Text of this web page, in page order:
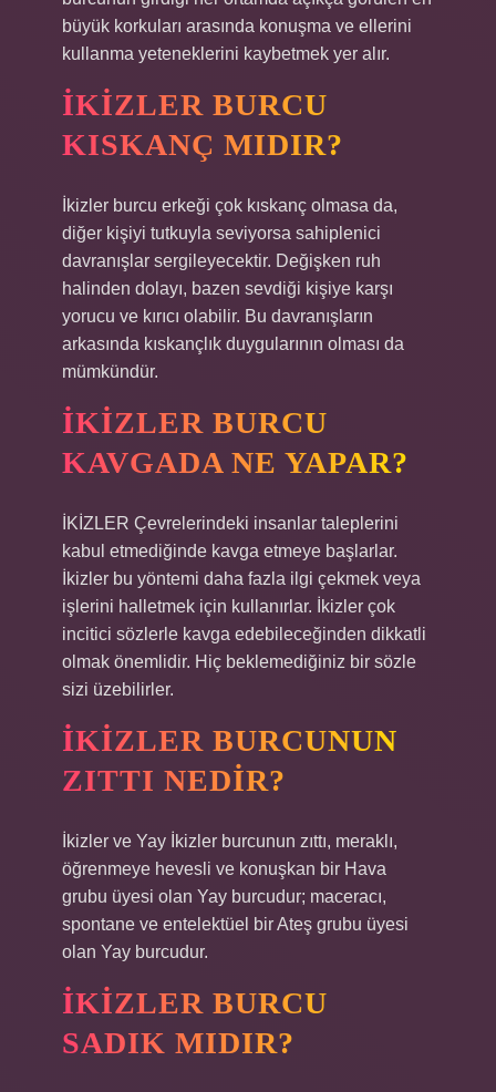
büyük korkuları arasında konuşma ve ellerini
kullanma yeteneklerini kaybetmek yer alır.
İKIZLER BURCU
KISKANÇ MIDIR?
İkizler burcu erkeği çok kıskanç olmasa da,
diğer kişiyi tutkuyla seviyorsa sahiplenici
davranışlar sergileyecektir. Değişken ruh
halinden dolayı, bazen sevdiği kişiye karşı
yorucu ve kırıcı olabilir. Bu davranışların
arkasında kıskançlık duygularının olması da
mümkündür.
İKIZLER BURCU
KAVGADA NE YAPAR?
İKİZLER Çevrelerindeki insanlar taleplerini
kabul etmediğinde kavga etmeye başlarlar.
İkizler bu yöntemi daha fazla ilgi çekmek veya
işlerini halletmek için kullanırlar. İkizler çok
incitici sözlerle kavga edebileceğinden dikkatli
olmak önemlidir. Hiç beklemediğiniz bir sözle
sizi üzebilirler.
İKIZLER BURCUNUN
ZITTI NEDIR?
İkizler ve Yay İkizler burcunun zıttı, meraklı,
öğrenmeye hevesli ve konuşkan bir Hava
grubu üyesi olan Yay burcudur; maceracı,
spontane ve entelektüel bir Ateş grubu üyesi
olan Yay burcudur.
İKIZLER BURCU
SADIK MIDIR?